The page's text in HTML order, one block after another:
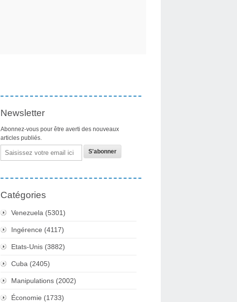
Newsletter
Abonnez-vous pour être averti des nouveaux
articles publiés.
Email
Catégories
Venezuela (5301)
Ingérence (4117)
Etats-Unis (3882)
Cuba (2405)
Manipulations (2002)
Économie (1733)